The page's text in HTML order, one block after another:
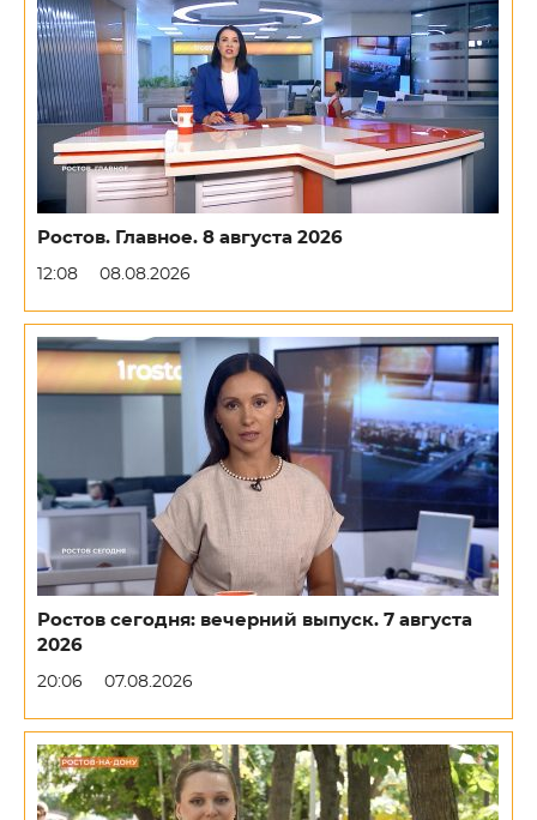
Ростов. Главное. 8 августа 2026
12:08 08.08.2026
Ростов сегодня: вечерний выпуск. 7 августа
2026
20:06 07.08.2026